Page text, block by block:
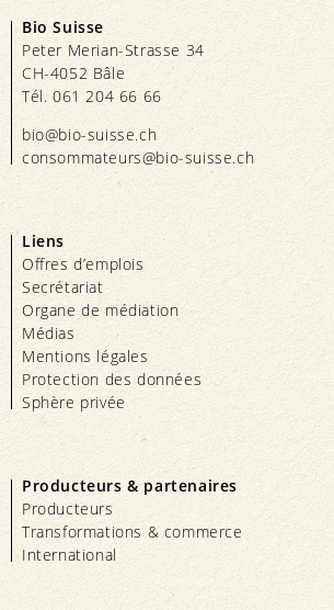
Bio Suisse
Peter Merian-Strasse 34
CH-4052 Bâle
Tél. 061 204 66 66
bio@bio-suisse.ch
consommateurs@bio-suisse.ch
Liens
Offres d’emplois
Secrétariat
Organe de médiation
Médias
Mentions légales
Protection des données
Sphère privée
Producteurs & partenaires
Producteurs
Transformations & commerce
International